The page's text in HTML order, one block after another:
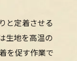
と定着させる
生地を高温の
を促す作業で